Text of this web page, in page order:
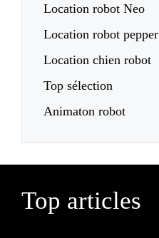
Location robot Neo
Location robot pepper
Location chien robot
Top sélection
Animaton robot
Top articles